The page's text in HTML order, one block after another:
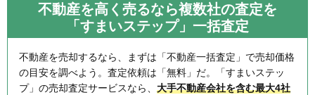
不動産を高く売るなら複数社の査定を
「すまいステップ」一括査定
不動産を売却するなら、まずは「不動産一括査定」で売却価格
の目安を調べよう。査定依頼は「無料」だ。「すまいステッ
プ」の売却査定サービスなら、 大手不動産会社を含む最大4社